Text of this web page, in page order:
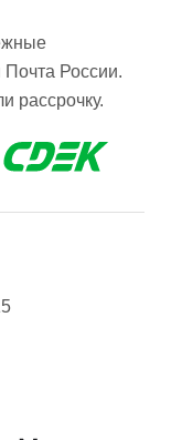
России.
рассрочку.